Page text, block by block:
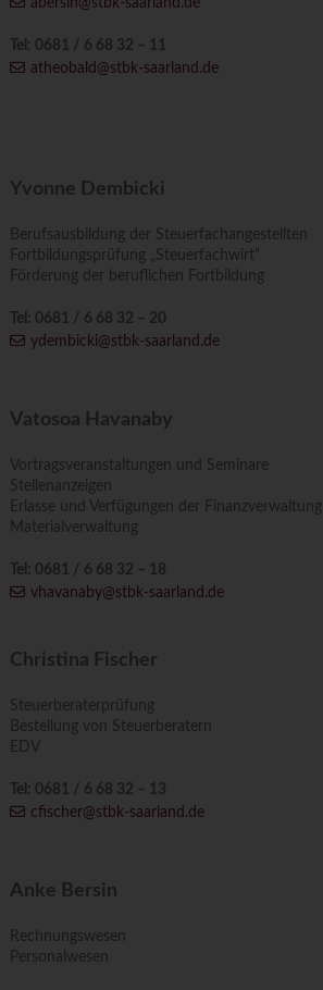
abersin@stbk-saarland.de
Tel: 0681 / 6 68 32 – 11
atheobald@stbk-saarland.de
Yvonne Dembicki
Berufsausbildung der Steuerfachangestellten
Fortbildungsprüfung „Steuerfachwirt“
Förderung der beruflichen Fortbildung
Tel: 0681 / 6 68 32 – 20
ydembicki@stbk-saarland.de
Vatosoa Havanaby
Vortragsveranstaltungen und Seminare
Stellenanzeigen
Erlasse und Verfügungen der Finanzverwaltung
Materialverwaltung
Tel: 0681 / 6 68 32 – 18
vhavanaby@stbk-saarland.de
Christina Fischer
Steuerberaterprüfung
Bestellung von Steuerberatern
EDV
Tel: 0681 / 6 68 32 – 13
cfischer@stbk-saarland.de
Anke Bersin
Rechnungswesen
Personalwesen